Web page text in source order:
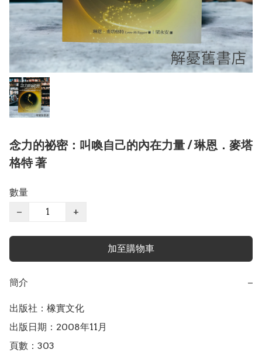
念力的祕密：叫喚自己的內在力量 / 琳恩．麥塔
格特 著
數量
−
+
加至購物車
簡介 −
出版社：橡實文化
出版日期：2008年11月
頁數：303